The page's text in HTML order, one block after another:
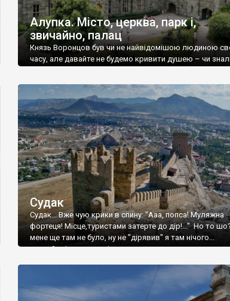
Алупка. Місто, церква, парк і,
звичайно, палац
Князь Воронцов був чи не найвідомішою людиною
часу, але давайте не будемо кривити душею – чи
Судак
Судак... Вже чую крики в спину: "Ааа, попса! Муляжна
фортеця! Місце,туристами затерте до дір!..." Но то
мене ще там не було, ну не "дірявив" я там нічого...
принаймні до цього літа.